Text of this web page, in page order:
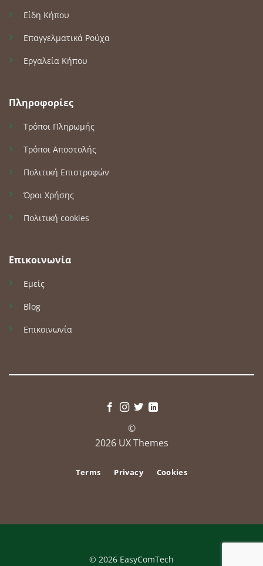
Είδη Κήπου
Επαγγελματικά Ρούχα
Εργαλεία Κήπου
Πληροφορίες
Τρόποι Πληρωμής
Τρόποι Αποστολής
Πολιτική Επιστροφών
Όροι Χρήσης
Πολιτική cookies
Επικοινωνία
Εμείς
Blog
Επικοινωνία
©
2026 UX Themes
Terms Privacy Cookies
© 2026 EasyComTech